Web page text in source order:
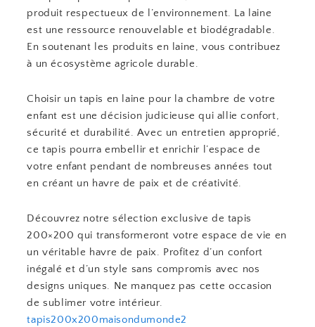
produit respectueux de l’environnement. La laine
est une ressource renouvelable et biodégradable.
En soutenant les produits en laine, vous contribuez
à un écosystème agricole durable.
Choisir un tapis en laine pour la chambre de votre
enfant est une décision judicieuse qui allie confort,
sécurité et durabilité. Avec un entretien approprié,
ce tapis pourra embellir et enrichir l’espace de
votre enfant pendant de nombreuses années tout
en créant un havre de paix et de créativité.
Découvrez notre sélection exclusive de tapis
200×200 qui transformeront votre espace de vie en
un véritable havre de paix. Profitez d’un confort
inégalé et d’un style sans compromis avec nos
designs uniques. Ne manquez pas cette occasion
de sublimer votre intérieur.
tapis200x200maisondumonde2